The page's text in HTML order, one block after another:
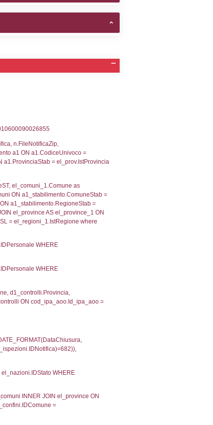
E STATO DEI CONTROLLO A CUI è SOGGETTO
LO STABILIMENTO
SOSTANZE PERICOLOSE DI CUI ALL'ALLEGATO
ALL'ESTERNO DELLO STABILIMENTO
0.00034999847412109
0.00026297569274902
= -2, executionMS: 0.00020599365234375
WHERE `userlevelid` IN (-2),
AS provincia, DATE(n.DataInvioNotifica) as
= n.CodiceUnivoco LEFT JOIN